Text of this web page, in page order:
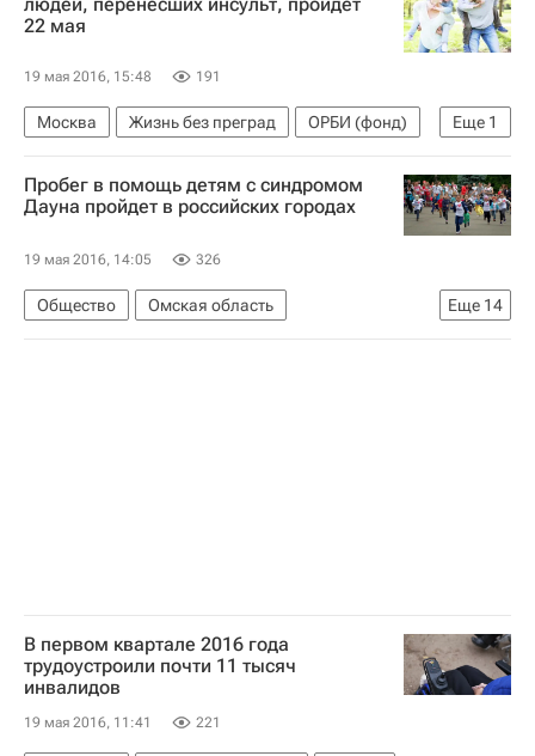
22 мая
19 мая 2016, 15:48 191
Еще 1
Москва Жизнь без преград
ОРБИ (фонд)
Благотворительность
Пробег в помощь детям с синдромом
Дауна пройдет в российских городах
19 мая 2016, 14:05 326
Еще 14
Общество
Омская область
Кировская область
Москва
В первом квартале 2016 года
трудоустроили почти 11 тысяч
инвалидов
19 мая 2016, 11:41 221